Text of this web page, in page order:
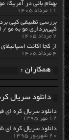
بهنام بانی در
۱۱ مرداد ۱۴۰۵
بررسی تطبیقی کپی
کپی‌برداری مو به مو
۷ مرداد ۱۴۰۵
از کجا اکانت اسپاتیفای پرمیوم
۴ مرداد ۱۴۰۵
همکاران :
دانلود سریال
دانلود سریال کره ای
۱۲ مهر ۱۳۹۵
دانلود سریال کره ای شاه دائه جو
۲۰ شهریور ۱۳۹۵